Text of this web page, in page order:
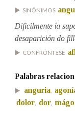
Remata por
Contén
BUSCAR NO
SINÓNIMOS
Dificilmente ía
desaparición do
CONFRÓNTESE
Palabras
anguria,
dolor, dor,